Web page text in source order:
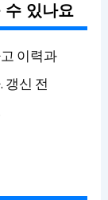
있나요
이력과
갱신 전